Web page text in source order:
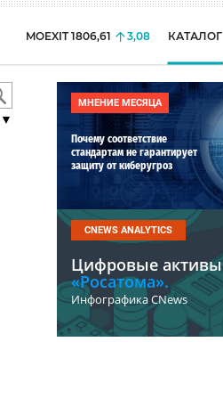
MOEXIT 1806,61 3,08 КАТАЛОГ
МНЕНИЕ МЕСЯЦА
Почему соответствие
стандартам не гарантирует
защиту от киберугроз
CNEWS ANALYTICS
Цифровые активы
«Росатома».
Инфографика CNews